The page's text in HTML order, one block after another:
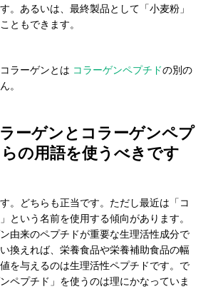
。あるいは、最終製品として「小麦粉」
ともできます。
ラーゲンとは コラーゲンペプチドの別の
。
ーゲンとコラーゲンペプ
の用語を使うべきです
。どちらも正当です。ただし最近は「コ
という名前を使用する傾向があります。
由来のペプチドが重要な生理活性成分で
換えれば、栄養食品や栄養補助食品の幅
を与えるのは生理活性ペプチドです。で
ペプチド」を使うのは理にかなっていま